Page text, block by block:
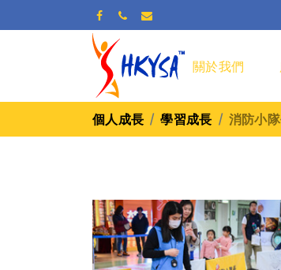
關於我們
個人成長 學習成長 消防小